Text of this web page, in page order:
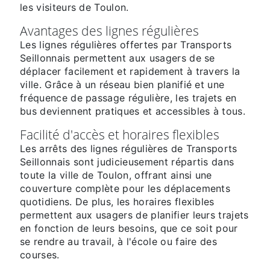
les visiteurs de Toulon.
Avantages des lignes régulières
Les lignes régulières offertes par Transports
Seillonnais permettent aux usagers de se
déplacer facilement et rapidement à travers la
ville. Grâce à un réseau bien planifié et une
fréquence de passage régulière, les trajets en
bus deviennent pratiques et accessibles à tous.
Facilité d'accès et horaires flexibles
Les arrêts des lignes régulières de Transports
Seillonnais sont judicieusement répartis dans
toute la ville de Toulon, offrant ainsi une
couverture complète pour les déplacements
quotidiens. De plus, les horaires flexibles
permettent aux usagers de planifier leurs trajets
en fonction de leurs besoins, que ce soit pour
se rendre au travail, à l'école ou faire des
courses.